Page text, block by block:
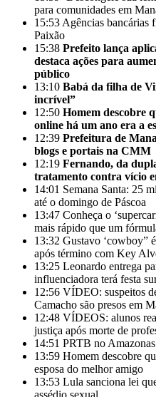
para comunidades em
15:53 Agências bancárias
Paixão
15:38 Prefeito lança
destaca ações para
público
13:10 Babá da filha de
incrível”
12:50 Homem descobre
online há um ano era a
12:39 Prefeitura de
blogs e portais na CMM
12:19 Fernando, da
tratamento contra vício
14:01 Semana Santa: 25
até o domingo de Páscoa
13:47 Conheça o
mais rápido que um
13:32 Gustavo ‘cowboy”
após término com Key
13:25 Leonardo entrega
influenciadora terá festa
12:56 VÍDEO: suspeitos
Camacho são presos em
12:48 VÍDEOS: alunos
justiça após morte de
14:51 PRTB no
13:59 Homem descobre
esposa do melhor amigo
13:53 Lula sanciona lei
assédio sexual